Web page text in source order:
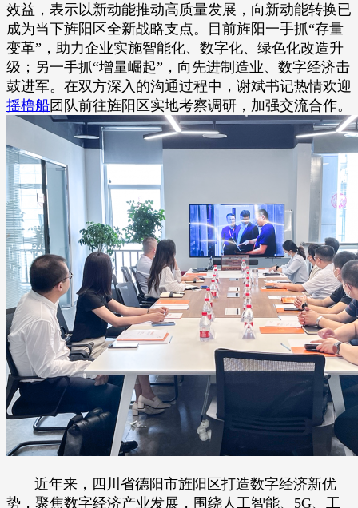
效益，表示以新动能推动高质量发展，向新动能转换已
成为当下旌阳区全新战略支点。目前旌阳一手抓“存量
变革”，助力企业实施智能化、数字化、绿色化改造升
级；另一手抓“增量崛起”，向先进制造业、数字经济击
鼓进军。在双方深入的沟通过程中，谢斌书记热情欢迎
摇橹船团队前往旌阳区实地考察调研，加强交流合作。
近年来，四川省德阳市旌阳区打造数字经济新优
势，聚焦数字经济产业发展，围绕人工智能、5G、工